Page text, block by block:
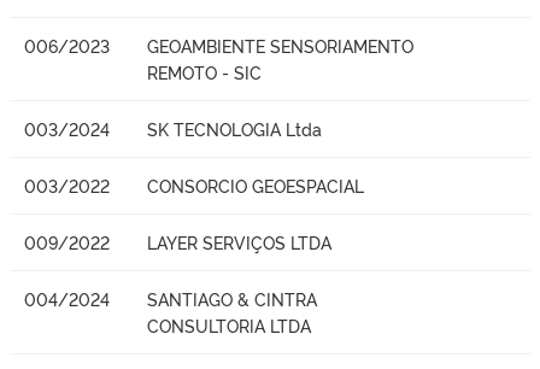
006/2023
GEOAMBIENTE SENSORIAMENTO
REMOTO - SIC
003/2024 SK TECNOLOGIA Ltda
003/2022 CONSORCIO GEOESPACIAL
009/2022 LAYER SERVIÇOS LTDA
004/2024
SANTIAGO & CINTRA
CONSULTORIA LTDA